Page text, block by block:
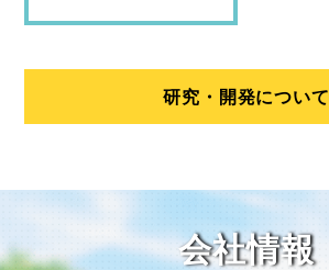
研究・開発について
会社情報